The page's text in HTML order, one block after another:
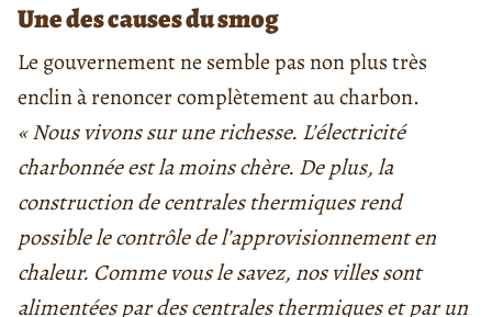
Une des causes du smog
Le gouvernement ne semble pas non plus très
enclin à renoncer complètement au charbon.
« Nous vivons sur une richesse. L’électricité
charbonnée est la moins chère. De plus, la
construction de centrales thermiques rend
possible le contrôle de l’approvisionnement en
chaleur. Comme vous le savez, nos villes sont
alimentées par des centrales thermiques et par un